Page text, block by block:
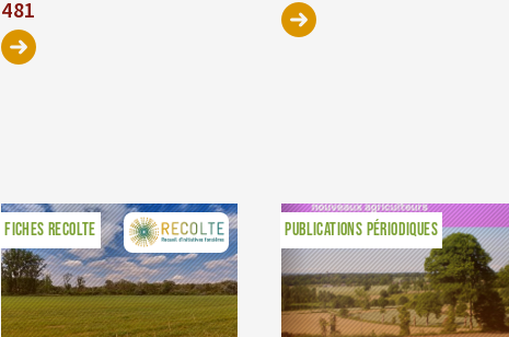
481
FICHES RECOLTE PUBLICATIONS PÉRIODIQUES